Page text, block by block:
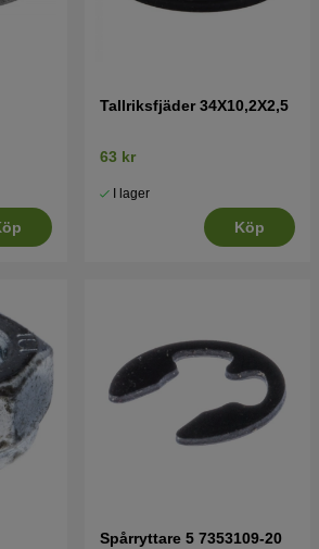
Tallriksfjäder 34X10,2X2,5
63 kr
I lager
Köp
Spårryttare 5 7353109-20